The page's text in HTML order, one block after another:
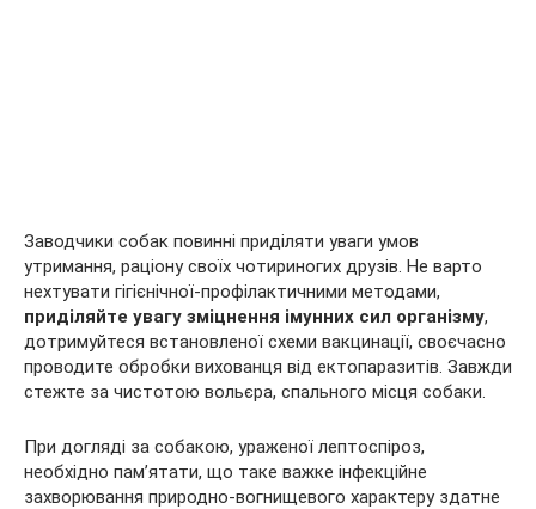
Заводчики собак повинні приділяти уваги умов
утримання, раціону своїх чотириногих друзів. Не варто
нехтувати гігієнічної-профілактичними методами,
приділяйте увагу зміцнення імунних сил організму,
дотримуйтеся встановленої схеми вакцинації, своєчасно
проводите обробки вихованця від ектопаразитів. Завжди
стежте за чистотою вольєра, спального місця собаки.
При догляді за собакою, ураженої лептоспіроз,
необхідно пам’ятати, що таке важке інфекційне
захворювання природно-вогнищевого характеру здатне